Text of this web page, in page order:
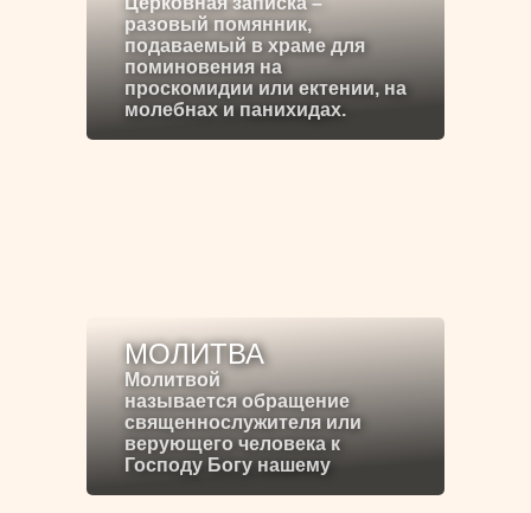
разовый помянник,
подаваемый в храме для
поминовения на
проскомидии или ектении, на
молебнах и панихидах.
МОЛИТВА
Молитвой
называется обращение
священнослужителя или
верующего человека к
Господу Богу нашему